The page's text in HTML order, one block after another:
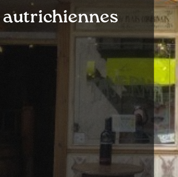
autrichiennes